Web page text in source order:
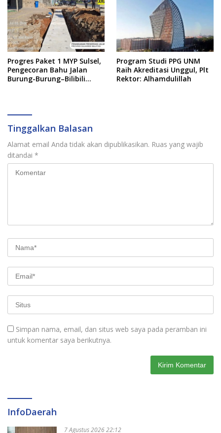
Progres Paket 1 MYP Sulsel,
Pengecoran Bahu Jalan
Burung-Burung–Bilibili
Program Studi PPG UNM
Raih Akreditasi Unggul, Plt
Rektor: Alhamdulillah
Tinggalkan Balasan
Alamat email Anda tidak akan dipublikasikan. Ruas yang wajib
ditandai *
Simpan nama, email, dan situs web saya pada peramban ini
untuk komentar saya berikutnya.
InfoDaerah
7 Agustus 2026 22:12